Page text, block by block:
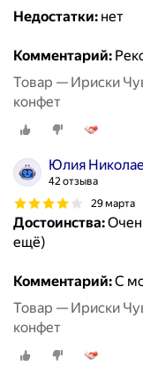
Недостатки: нет
Комментарий:
Товар — Ириски
конфет
Юлия
42 отзыва
29 марта
Достоинства:
ещё)
Комментарий:С
Товар — Ириски
конфет